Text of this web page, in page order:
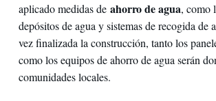
aplicado medidas de ahorro de agua, como
depósitos de agua y sistemas de recogida de
vez finalizada la construcción, tanto los
como los equipos de ahorro de agua serán
comunidades locales.